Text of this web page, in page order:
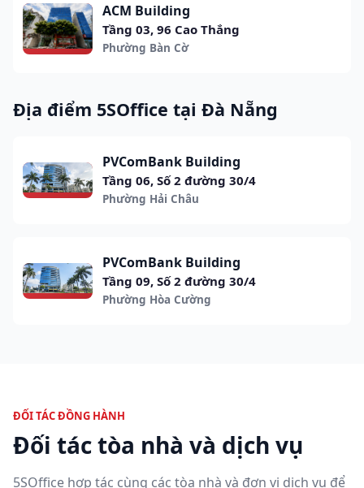
ACM Building
Tầng 03, 96 Cao Thắng
Phường Bàn Cờ
Địa điểm 5SOffice tại Đà Nẵng
PVComBank Building
Tầng 06, Số 2 đường 30/4
Phường Hải Châu
PVComBank Building
Tầng 09, Số 2 đường 30/4
Phường Hòa Cường
ĐỐI TÁC ĐỒNG HÀNH
Đối tác tòa nhà và dịch vụ
5SOffice hợp tác cùng các tòa nhà và đơn vị dịch vụ để